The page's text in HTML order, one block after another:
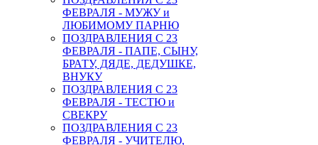
ФЕВРАЛЯ - МУЖУ и
ЛЮБИМОМУ ПАРНЮ
ПОЗДРАВЛЕНИЯ С 23
ФЕВРАЛЯ - ПАПЕ, СЫНУ,
БРАТУ, ДЯДЕ, ДЕДУШКЕ,
ВНУКУ
ПОЗДРАВЛЕНИЯ С 23
ФЕВРАЛЯ - ТЕСТЮ и
СВЕКРУ
ПОЗДРАВЛЕНИЯ С 23
ФЕВРАЛЯ - УЧИТЕЛЮ,